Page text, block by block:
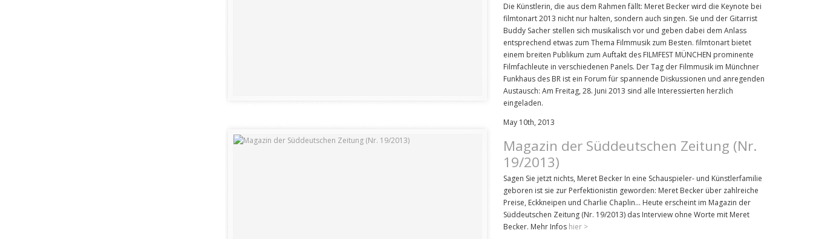
Die Künstlerin, die aus dem Rahmen fällt: Meret Becker wird die Keynote bei
filmtonart 2013 nicht nur halten, sondern auch singen. Sie und der Gitarrist
Buddy Sacher stellen sich musikalisch vor und geben dabei dem Anlass
entsprechend etwas zum Thema Filmmusik zum Besten. filmtonart bietet
einem breiten Publikum zum Auftakt des FILMFEST MÜNCHEN prominente
Filmfachleute in verschiedenen Panels. Der Tag der Filmmusik im Münchner
Funkhaus des BR ist ein Forum für spannende Diskussionen und anregenden
Austausch: Am Freitag, 28. Juni 2013 sind alle Interessierten herzlich
eingeladen.
May 10th, 2013
Magazin der Süddeutschen Zeitung (Nr.
19/2013)
Sagen Sie jetzt nichts, Meret Becker In eine Schauspieler- und Künstlerfamilie
geboren ist sie zur Perfektionistin geworden: Meret Becker über zahlreiche
Preise, Eckkneipen und Charlie Chaplin... Heute erscheint im Magazin der
Süddeutschen Zeitung (Nr. 19/2013) das Interview ohne Worte mit Meret
Becker. Mehr Infos hier >